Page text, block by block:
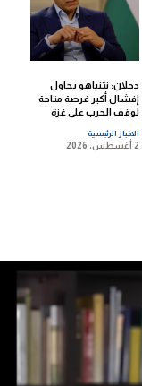
دحلان: نتنياهو يحاول
إفشال أكبر فرصة متاحة
لوقف الحرب على غزة
الاخبار الرئيسية
2 أغسطس، 2026